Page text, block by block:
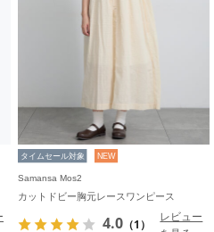
タイムセール対象 NEW
Samansa Mos2
カットドビー胸元レースワンピース
4.0 （1）
レビュー